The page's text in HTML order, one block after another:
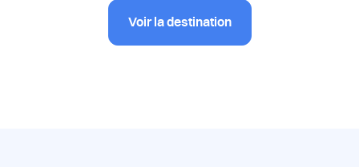
Voir la destination